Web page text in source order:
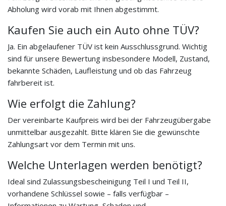
Abholung wird vorab mit Ihnen abgestimmt.
Kaufen Sie auch ein Auto ohne TÜV?
Ja. Ein abgelaufener TÜV ist kein Ausschlussgrund. Wichtig
sind für unsere Bewertung insbesondere Modell, Zustand,
bekannte Schäden, Laufleistung und ob das Fahrzeug
fahrbereit ist.
Wie erfolgt die Zahlung?
Der vereinbarte Kaufpreis wird bei der Fahrzeugübergabe
unmittelbar ausgezahlt. Bitte klären Sie die gewünschte
Zahlungsart vor dem Termin mit uns.
Welche Unterlagen werden benötigt?
Ideal sind Zulassungsbescheinigung Teil I und Teil II,
vorhandene Schlüssel sowie – falls verfügbar –